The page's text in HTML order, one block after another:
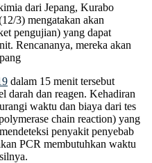
dari Jepang, Kurabo
3) mengatakan akan
pengujian) yang dapat
Rencananya, mereka akan
dalam 15 menit tersebut
darah dan reagen. Kehadiran
waktu dan biaya dari tes
chain reaction) yang
penyakit penyebab
PCR membutuhkan waktu